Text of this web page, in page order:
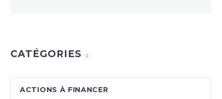
CATÉGORIES
ACTIONS À FINANCER